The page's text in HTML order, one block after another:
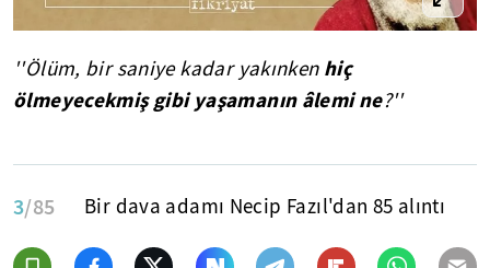
''Ölüm, bir saniye kadar yakınken hiç
ölmeyecekmiş gibi yaşamanın âlemi ne?''
3/85 Bir dava adamı Necip Fazıl'dan 85 alıntı